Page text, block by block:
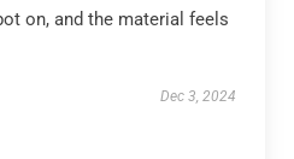
on, and the material feels
Dec 3, 2024